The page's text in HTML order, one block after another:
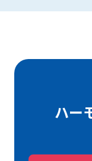
ハー